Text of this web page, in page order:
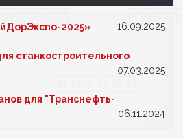
2025» 16.09.2025
станкостроительного
07.03.2025
для "Транснефть-
06.11.2024